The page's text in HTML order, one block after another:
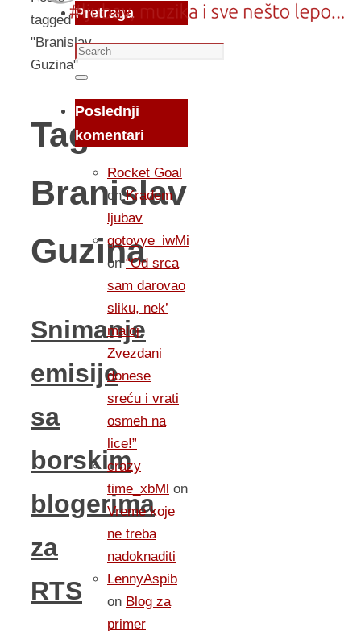
tagged
"Branislav
Guzina"
Tag:
Branislav
Guzina
Snimanje
emisije
sa
borskim
blogerima
za
RTS
Pretraga
Search
for:
Search
Poslednji
komentari
Rocket Goal
onKradem
ljubav
gotovye_iwMi
on“Od srca
sam darovao
sliku, nek’
maloj
Zvezdani
donese
sreću i vrati
osmeh na
lice!”
crazy
time_xbMl on
Vreme koje
ne treba
nadoknaditi
LennyAspib
on Blog za
primer